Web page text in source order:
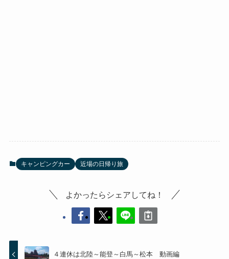
キャンピングカー 近場の日帰り旅
よかったらシェアしてね！
４連休は北陸～能登～白馬～松本 動画編